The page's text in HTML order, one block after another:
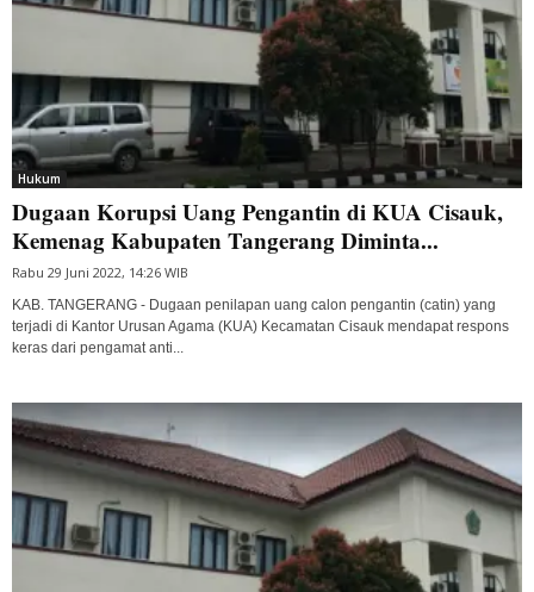
Hukum
Dugaan Korupsi Uang Pengantin di KUA Cisauk,
Kemenag Kabupaten Tangerang Diminta...
Rabu 29 Juni 2022, 14:26 WIB
KAB. TANGERANG - Dugaan penilapan uang calon pengantin (catin) yang
terjadi di Kantor Urusan Agama (KUA) Kecamatan Cisauk mendapat respons
keras dari pengamat anti...